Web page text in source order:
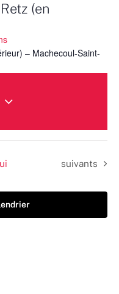
(en
– Machecoul-Saint-
Évènements
suivants